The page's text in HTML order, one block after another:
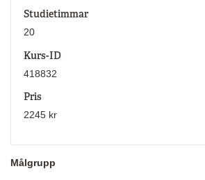
Målgrupp
Studietimmar
20
Kurs-ID
418832
Pris
2245 kr